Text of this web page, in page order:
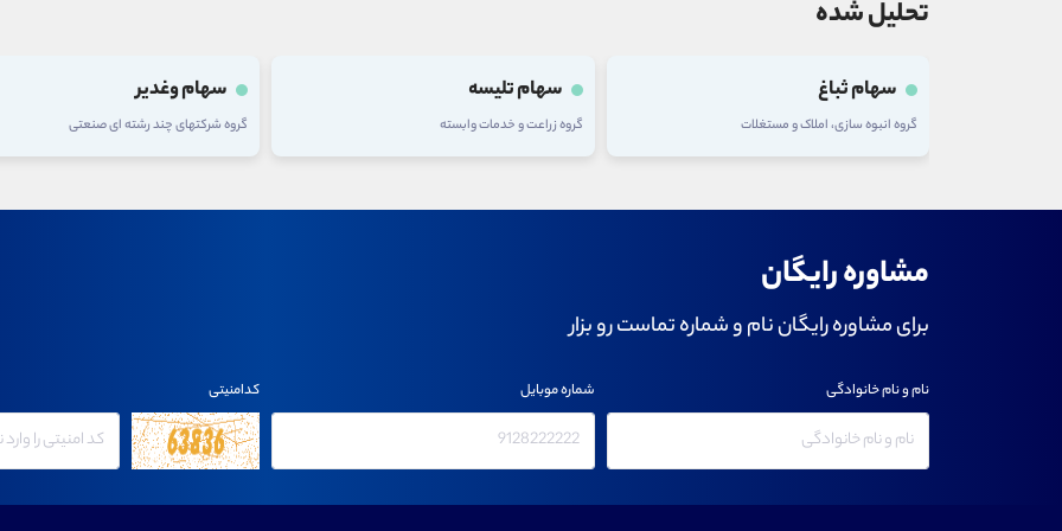
تحلیل شده
سهام ثباغ
گروه انبوه سازی، املاک و مستغلات
سهام تلیسه
گروه زراعت و خدمات وابسته
سهام وغدیر
گروه شرکتهای چند رشته ای صنعتی
مشاوره رایگان
برای مشاوره رایگان نام و شماره تماست رو بزار
نام و نام خانوادگی شماره موبایل کدامنیتی